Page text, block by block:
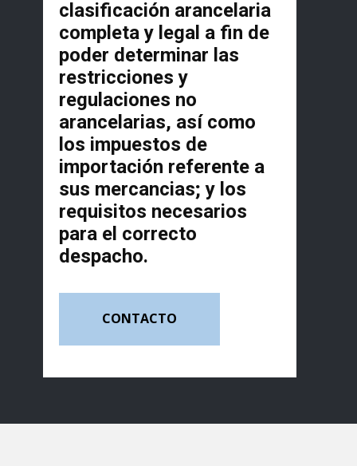
clasificación arancelaria
completa y legal a fin de
poder determinar las
restricciones y
regulaciones no
arancelarias, así como
los impuestos de
importación referente a
sus mercancias; y los
requisitos necesarios
para el correcto
despacho.
CONTACTO